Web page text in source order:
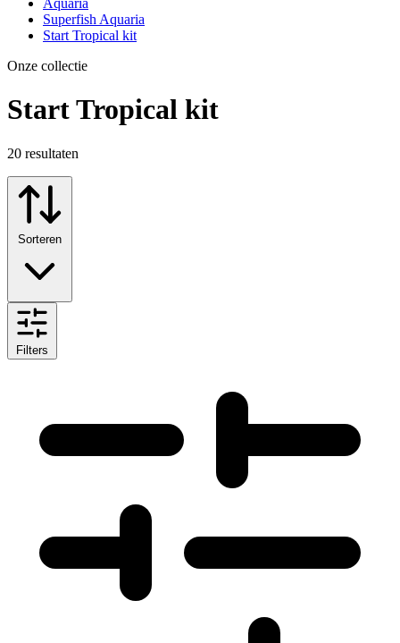
Aquaria
Superfish Aquaria
Start Tropical kit
Onze collectie
Start Tropical kit
20 resultaten
Sorteren
Filters